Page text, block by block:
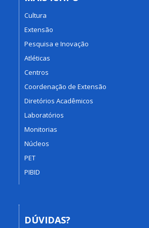
Cultura
Extensão
Pesquisa e Inovação
Atléticas
Centros
Coordenação de Extensão
Diretórios Acadêmicos
Laboratórios
Monitorias
Núcleos
PET
PIBID
DÚVIDAS?